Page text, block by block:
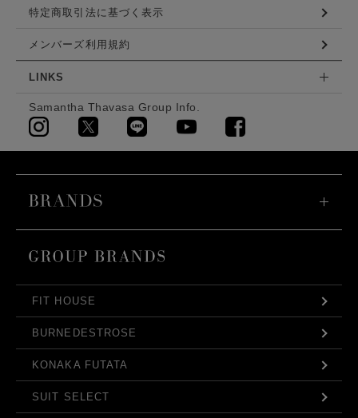
特定商取引法に基づく表示
メンバーズ利用規約
LINKS
Samantha Thavasa Group Info.
FIT HOUSE
BURNEDESTROSE
KONAKA FUTATA
SUIT SELECT